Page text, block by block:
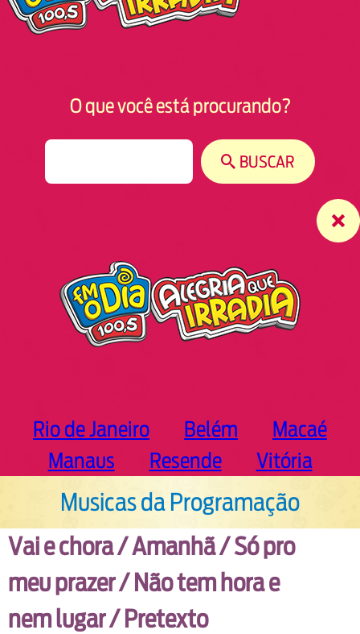
O que você está procurando?
BUSCAR
Rio de Janeiro Belém
Macaé
Manaus
Resende Vitória
Musicas da Programação
Vai e chora / Amanhã / Só pro
meu prazer / Não tem hora e
nem lugar / Pretexto